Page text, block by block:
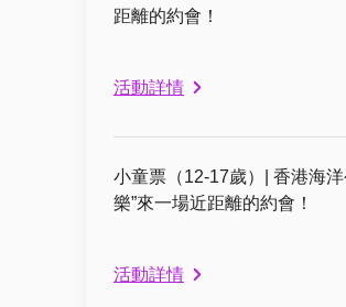
距離的約會！
活動詳情
小童票（12-17歲）| 香港海
樂”來一場近距離的約會！
活動詳情